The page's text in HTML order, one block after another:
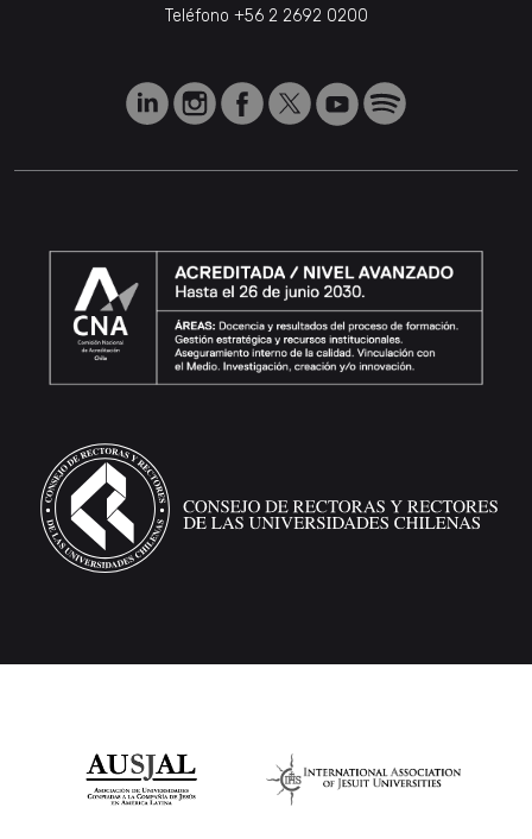
Teléfono +56 2 2692 0200